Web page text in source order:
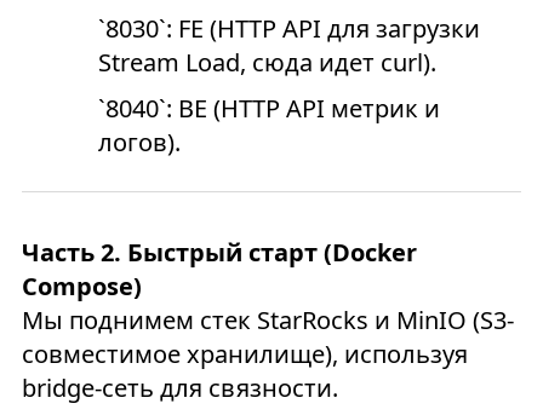
`8030`: FE (HTTP API для загрузки
Stream Load, сюда идет curl).
`8040`: BE (HTTP API метрик и
логов).
Часть 2. Быстрый старт (Docker
Compose)
Мы поднимем стек StarRocks и MinIO (S3-
совместимое хранилище), используя
bridge-сеть для связности.